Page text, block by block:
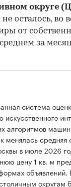
округе
осталось, во
от
за
система
алгоритмов
менялась средняя
в июле 2026
цену 1 кв. м
объявлений.
округам